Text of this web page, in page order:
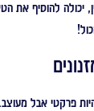
יכולה להוסיף את
פרקטי אבל